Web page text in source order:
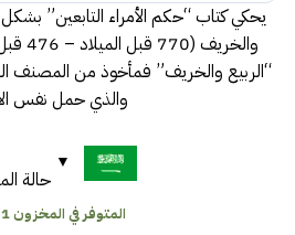
يحكي كتاب “حكم الأمراء التابعين”
“الربيع والخريف” فمأخوذ من المصنف
والذي حمل نفس
حالة
المتوفر في المخزون 1 فقط